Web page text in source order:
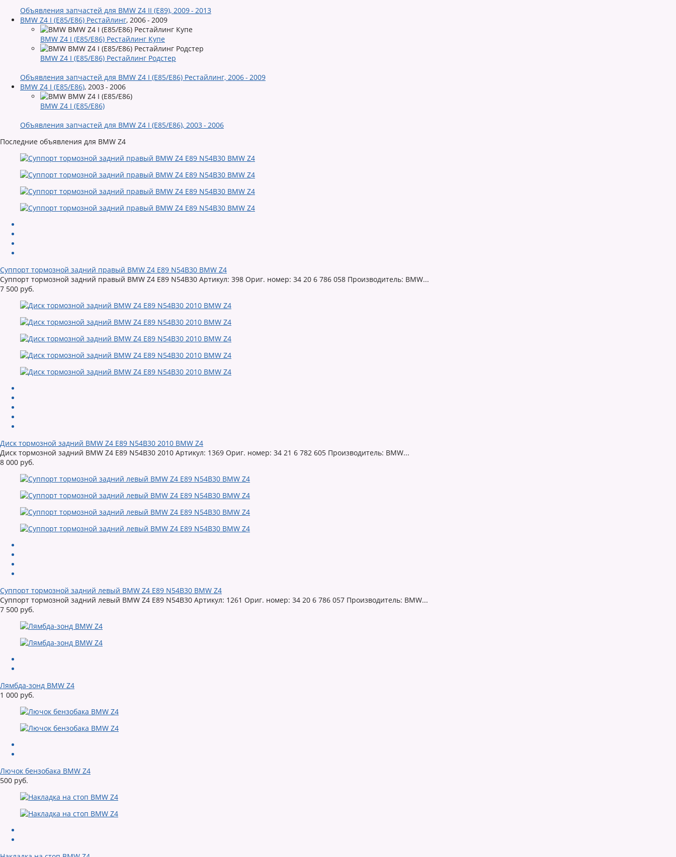
Объявления запчастей для BMW Z4 II (E89), 2009 - 2013
BMW Z4 I (E85/E86) Рестайлинг, 2006 - 2009
BMW Z4 I (E85/E86) Рестайлинг Купе
BMW Z4 I (E85/E86) Рестайлинг Родстер
Объявления запчастей для BMW Z4 I (E85/E86) Рестайлинг, 2006 - 2009
BMW Z4 I (E85/E86), 2003 - 2006
BMW Z4 I (E85/E86)
Объявления запчастей для BMW Z4 I (E85/E86), 2003 - 2006
Последние объявления для BMW Z4
Суппорт тормозной задний правый BMW Z4 E89 N54B30 BMW Z4
Суппорт тормозной задний правый BMW Z4 E89 N54B30 Артикул: 398 Ориг. номер: 34 20 6 786 058 Производитель: BMW...
7 500 руб.
Диск тормозной задний BMW Z4 E89 N54B30 2010 BMW Z4
Диск тормозной задний BMW Z4 E89 N54B30 2010 Артикул: 1369 Ориг. номер: 34 21 6 782 605 Производитель: BMW...
8 000 руб.
Суппорт тормозной задний левый BMW Z4 E89 N54B30 BMW Z4
Суппорт тормозной задний левый BMW Z4 E89 N54B30 Артикул: 1261 Ориг. номер: 34 20 6 786 057 Производитель: BMW...
7 500 руб.
Лямбда-зонд BMW Z4
1 000 руб.
Лючок бензобака BMW Z4
500 руб.